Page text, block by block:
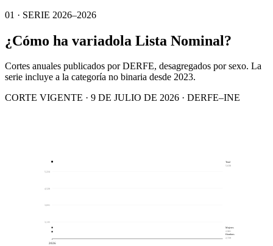
01 · SERIE 2026–2026
¿Cómo ha variadola Lista Nominal?
Cortes anuales publicados por DERFE, desagregados por sexo. La
serie incluye a la categoría no binaria desde 2023.
CORTE VIGENTE · 9 DE JULIO DE 2026 · DERFE–INE
3,135
3,831
4,528
5,224
2026
Total
5,630
Mujeres
2,901
Hombres
2,729